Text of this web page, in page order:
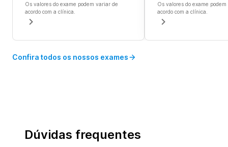
Os valores do exame podem variar de
acordo com a clínica.
Os valores do exame
acordo com a clínica.
Confira todos os nossos exames
Dúvidas frequentes